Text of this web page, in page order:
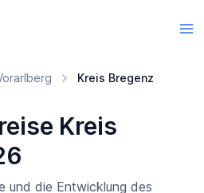
Kreis Bregenz
Kreis
und die Entwicklung des